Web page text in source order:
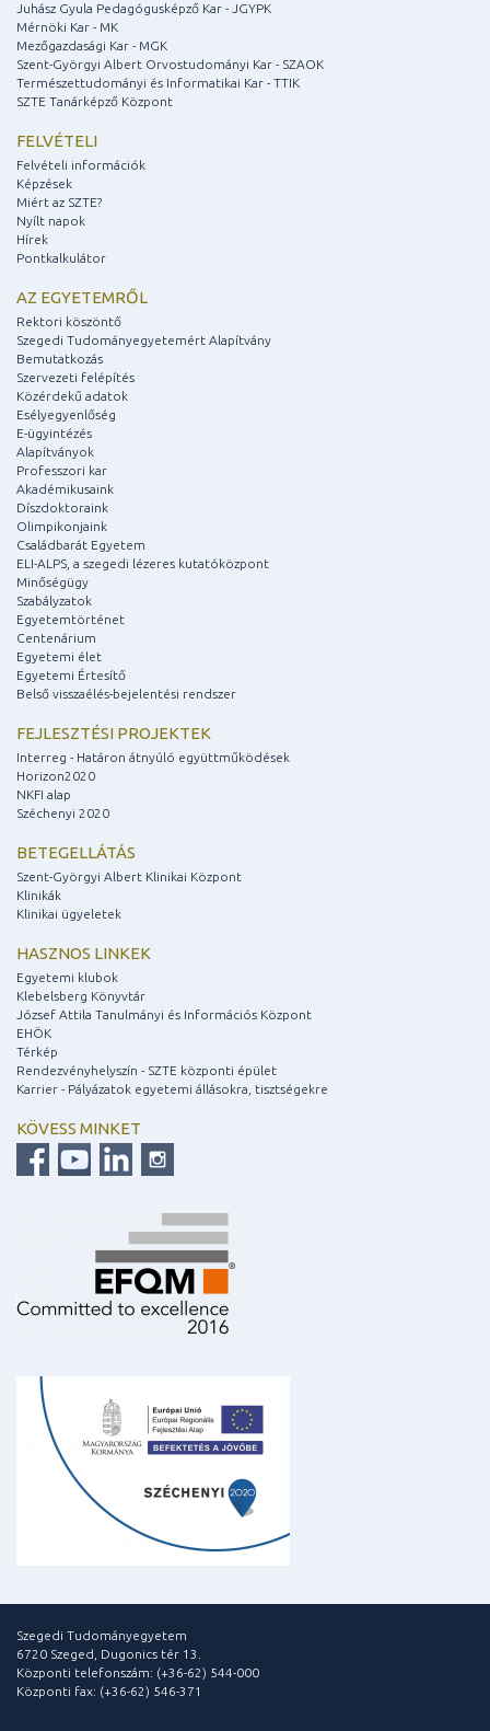
Juhász Gyula Pedagógusképző Kar - JGYPK
Mérnöki Kar - MK
Mezőgazdasági Kar - MGK
Szent-Györgyi Albert Orvostudományi Kar - SZAOK
Természettudományi és Informatikai Kar - TTIK
SZTE Tanárképző Központ
FELVÉTELI
Felvételi információk
Képzések
Miért az SZTE?
Nyílt napok
Hírek
Pontkalkulátor
AZ EGYETEMRŐL
Rektori köszöntő
Szegedi Tudományegyetemért Alapítvány
Bemutatkozás
Szervezeti felépítés
Közérdekű adatok
Esélyegyenlőség
E-ügyintézés
Alapítványok
Professzori kar
Akadémikusaink
Díszdoktoraink
Olimpikonjaink
Családbarát Egyetem
ELI-ALPS, a szegedi lézeres kutatóközpont
Minőségügy
Szabályzatok
Egyetemtörténet
Centenárium
Egyetemi élet
Egyetemi Értesítő
Belső visszaélés-bejelentési rendszer
FEJLESZTÉSI PROJEKTEK
Interreg - Határon átnyúló együttműködések
Horizon2020
NKFI alap
Széchenyi 2020
BETEGELLÁTÁS
Szent-Györgyi Albert Klinikai Központ
Klinikák
Klinikai ügyeletek
HASZNOS LINKEK
Egyetemi klubok
Klebelsberg Könyvtár
József Attila Tanulmányi és Információs Központ
EHÖK
Térkép
Rendezvényhelyszín - SZTE központi épület
Karrier - Pályázatok egyetemi állásokra, tisztségekre
KÖVESS MINKET
Szegedi Tudományegyetem
6720 Szeged, Dugonics tér 13.
Központi telefonszám: (+36-62) 544-000
Központi fax: (+36-62) 546-371